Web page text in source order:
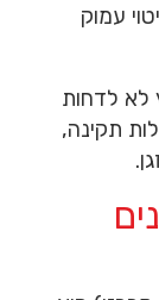
עמוק
לא לדחות
תקינה,